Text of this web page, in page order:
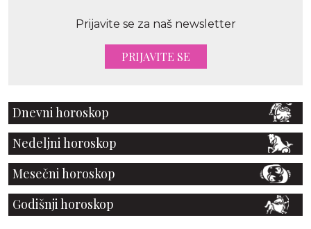
Prijavite se za naš newsletter
PRIJAVITE SE
Dnevni horoskop
Nedeljni horoskop
Mesečni horoskop
Godišnji horoskop